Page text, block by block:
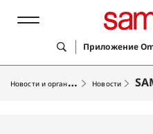
Приложение
Н
овости и организации Новости SAMET оказал серебряную спонсорскую поддержку